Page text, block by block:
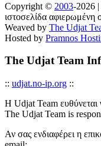
Copyright © 2003-2026
ιστοσελίδα
Weaved by The Udjat
Hosted by Pramnos
The Udjat Team
:: udjat.no-ip.org ::
Η Udjat Team ευθύνεται
The Udjat Team is
Αν σας ενδιαφέρει η